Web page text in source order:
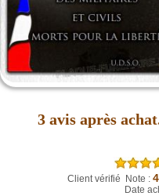
3 avis après
Client vérifié Note :
Date